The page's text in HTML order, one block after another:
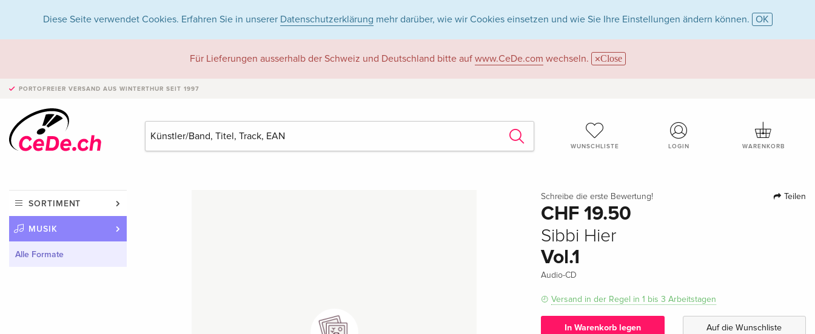
Diese Seite verwendet Cookies. Erfahren Sie in unserer Datenschutzerklärung mehr darüber, wie wir Cookies einsetzen und wie Sie Ihre Einstellungen ändern können. OK
Für Lieferungen ausserhalb der Schweiz und Deutschland bitte auf www.CeDe.com wechseln. Close
PORTOFREIER VERSAND AUS WINTERTHUR SEIT 1997
WUNSCHLISTE LOGIN WARENKORB
SORTIMENT
MUSIK
Alle Formate
Schreibe die erste Bewertung! Teilen
CHF 19.50
Sibbi Hier
Vol.1
Audio-CD
Versand in der Regel in 1 bis 3 Arbeitstagen
In Warenkorb legen Auf die Wunschliste